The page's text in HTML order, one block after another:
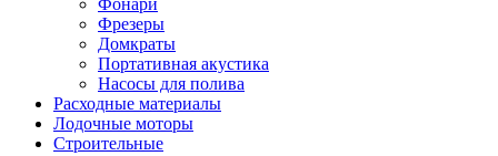
Фонари
Фрезеры
Домкраты
Портативная акустика
Насосы для полива
Расходные материалы
Лодочные моторы
Строительные